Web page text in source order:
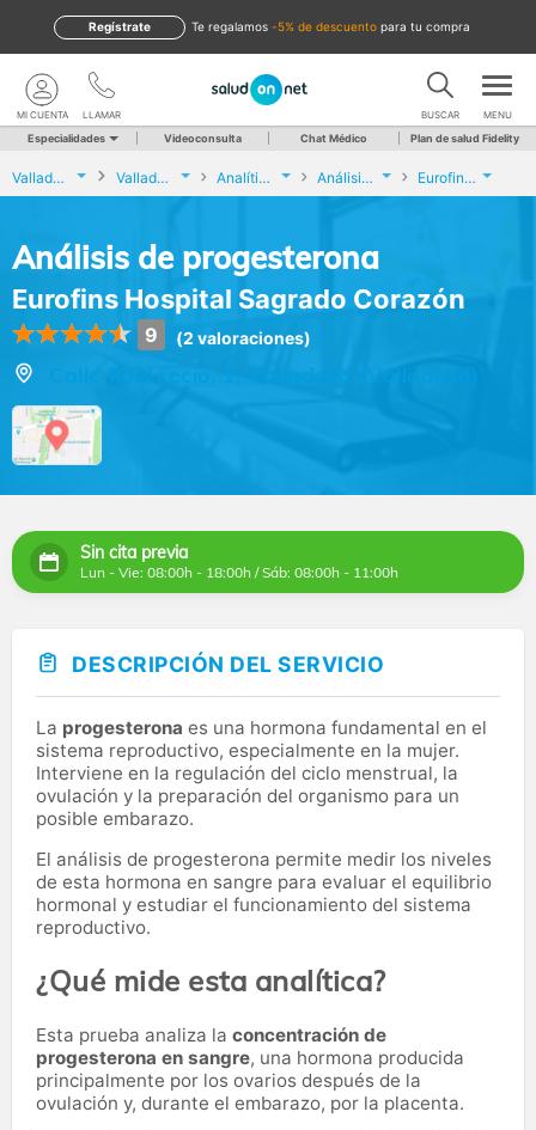
te regalamos -5% de descuento para tu compra
Regístrate
LLAMAR
MI CUENTA BUSCAR MENU
Especialidades Videoconsulta Chat Médico Plan de salud Fidelity
Valladolid Valladolid Analíticas y Genética Análisis de progesterona Eurofins Hospital Sagrado Corazón
Análisis de progesterona
Eurofins Hospital Sagrado Corazón
9 (2 valoraciones)
Calle fidel recio, 1, Valladolid (Valladolid)
Sin cita previa
Lun - Vie: 08:00h - 18:00h / Sáb: 08:00h - 11:00h
DESCRIPCIÓN DEL SERVICIO
La progesterona es una hormona fundamental en el
sistema reproductivo, especialmente en la mujer.
Interviene en la regulación del ciclo menstrual, la
ovulación y la preparación del organismo para un
posible embarazo.
El análisis de progesterona permite medir los niveles
de esta hormona en sangre para evaluar el equilibrio
hormonal y estudiar el funcionamiento del sistema
reproductivo.
¿Qué mide esta analítica?
Esta prueba analiza la concentración de
progesterona en sangre, una hormona producida
principalmente por los ovarios después de la
ovulación y, durante el embarazo, por la placenta.